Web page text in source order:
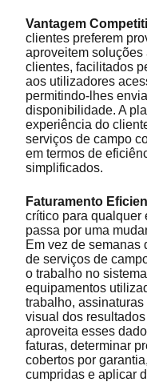
Vantagem
clientes preferem
aproveitem
clientes, facilitados
aos utilizadores
permitindo-lhes
disponibilidade. A
experiência do
serviços de campo
em termos de
simplificados.
Faturamento
crítico para qualquer
passa por uma
Em vez de semanas
de serviços de
o trabalho no
equipamentos
trabalho,
visual dos
aproveita esses
faturas, determinar
cobertos por
cumpridas e aplicar